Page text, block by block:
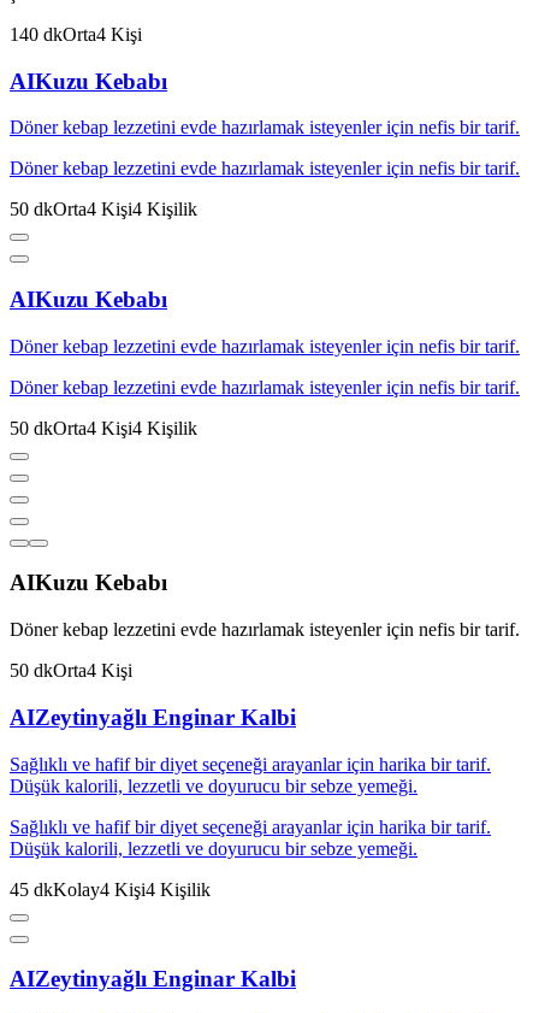
140 dkOrta4 Kişi
AIKuzu Kebabı
Döner kebap lezzetini evde hazırlamak isteyenler için nefis bir tarif.
Döner kebap lezzetini evde hazırlamak isteyenler için nefis bir tarif.
50 dkOrta4 Kişi4 Kişilik
AIKuzu Kebabı
Döner kebap lezzetini evde hazırlamak isteyenler için nefis bir tarif.
Döner kebap lezzetini evde hazırlamak isteyenler için nefis bir tarif.
50 dkOrta4 Kişi4 Kişilik
AIKuzu Kebabı
Döner kebap lezzetini evde hazırlamak isteyenler için nefis bir tarif.
50 dkOrta4 Kişi
AIZeytinyağlı Enginar Kalbi
Sağlıklı ve hafif bir diyet seçeneği arayanlar için harika bir tarif.
Düşük kalorili, lezzetli ve doyurucu bir sebze yemeği.
Sağlıklı ve hafif bir diyet seçeneği arayanlar için harika bir tarif.
Düşük kalorili, lezzetli ve doyurucu bir sebze yemeği.
45 dkKolay4 Kişi4 Kişilik
AIZeytinyağlı Enginar Kalbi